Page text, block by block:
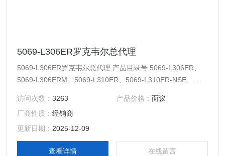
5069-L306ER罗克韦尔总代理
5069-L306ER罗克韦尔总代理 产品目录号 5069-L306ER、
5069-L306ERM、5069-L310ER、5069-L310ER-NSE、
L330ER、5069-L330ERM、5069-L340ER、5069-
L340ERM、5069-L350ERM、5069-L380ERM、5069-L3
访问次数：3263 产品价格： 面议
厂商性质：经销商
更新日期： 2025-12-09
查看详情 在线留言